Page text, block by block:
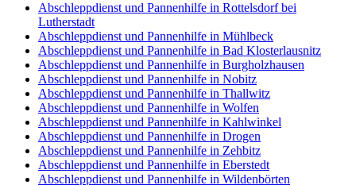
Abschleppdienst und Pannenhilfe in Rottelsdorf bei
Lutherstadt
Abschleppdienst und Pannenhilfe in Mühlbeck
Abschleppdienst und Pannenhilfe in Bad Klosterlausnitz
Abschleppdienst und Pannenhilfe in Burgholzhausen
Abschleppdienst und Pannenhilfe in Nobitz
Abschleppdienst und Pannenhilfe in Thallwitz
Abschleppdienst und Pannenhilfe in Wolfen
Abschleppdienst und Pannenhilfe in Kahlwinkel
Abschleppdienst und Pannenhilfe in Drogen
Abschleppdienst und Pannenhilfe in Zehbitz
Abschleppdienst und Pannenhilfe in Eberstedt
Abschleppdienst und Pannenhilfe in Wildenbörten